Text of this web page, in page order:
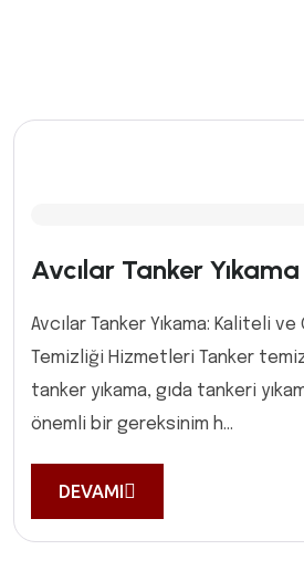
Avcılar Tanker Yıkama
Avcılar Tanker Yıkama: Kaliteli
Temizliği Hizmetleri Tanker
tanker yıkama, gıda tankeri
önemli bir gereksinim h...
DEVAMI